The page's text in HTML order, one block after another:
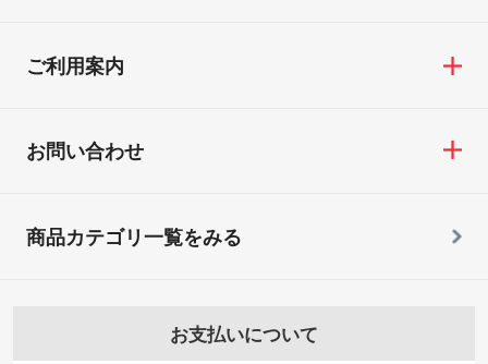
ご利用案内
お問い合わせ
お支払いについて
商品カテゴリ一覧をみる